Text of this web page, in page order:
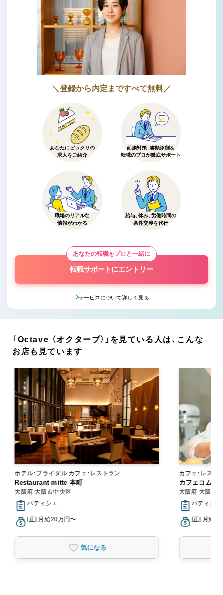
＼登録から内定まですべて無料／
あなたにピッタリの
求人をご紹介
面接対策、書類添削を
転職のプロが徹底サポート
職場のリアルな
情報がわかる
給与、休み、労働時間の
条件交渉を代行
あなたの転職をプロと一緒に
転職サポートにエントリー
サービスについて詳しく見る
「Octave （オクターブ）」を見ている人は、こんな
お店も見ています
ホテル・ブライダル カフェ・レストラン
Restaurant mitte 本町
大阪府 大阪市中央区
パティシエ
[正] 月給20万円〜
気になる
カフェ・レスト
カフェコムサ
大阪府 大阪市
パティシエ
[正] 月給